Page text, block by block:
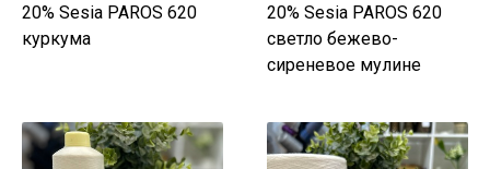
20% Sesia PAROS 620
куркума
20% Sesia PAROS 620
светло бежево-
сиреневое мулине